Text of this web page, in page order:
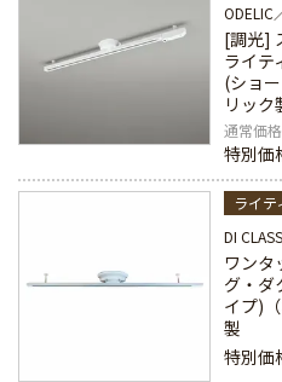
ODELIC
[調光]
ライテ
(ショ
リック
通常価格
特別価
ライ
DI
ワン
グ・ダ
イプ)
製
特別価